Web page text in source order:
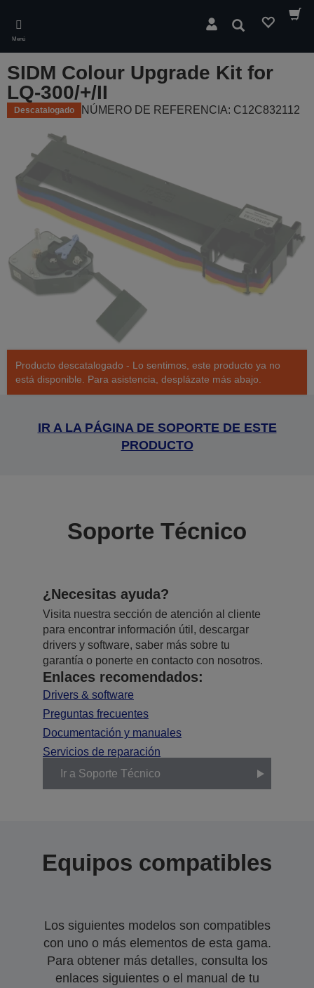
main
content
Menú
Buscar
SIDM Colour Upgrade Kit for
LQ-300/+/II
Descatalogado NÚMERO DE REFERENCIA: C12C832112
Producto descatalogado - Lo sentimos, este producto ya no
está disponible. Para asistencia, desplázate más abajo.
IR A LA PÁGINA DE SOPORTE DE ESTE
PRODUCTO
Soporte Técnico
¿Necesitas ayuda?
Visita nuestra sección de atención al cliente
para encontrar información útil, descargar
drivers y software, saber más sobre tu
garantía o ponerte en contacto con nosotros.
Enlaces recomendados:
Drivers & software
Preguntas frecuentes
Documentación y manuales
Servicios de reparación
Ir a Soporte Técnico
Equipos compatibles
Los siguientes modelos son compatibles
con uno o más elementos de esta gama.
Para obtener más detalles, consulta los
enlaces siguientes o el manual de tu